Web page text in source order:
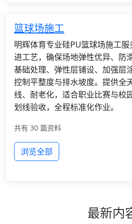
篮球场施工
明辉体育专业硅PU篮球场施工
进工艺，确保场地弹性优异、防
基础处理、弹性层铺设、加强层
控制平整度与排水坡度。提供全
线、耐老化，适合职业比赛与校
划线验收，全程标准化作业。
共有 30 篇资料
浏览全部
最新内